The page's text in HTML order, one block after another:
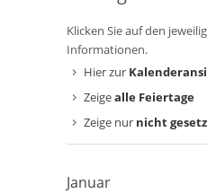
Klicken Sie auf den
Informationen.
Hier zur
Zeigealle Feiertage
Zeige nur nicht
Januar